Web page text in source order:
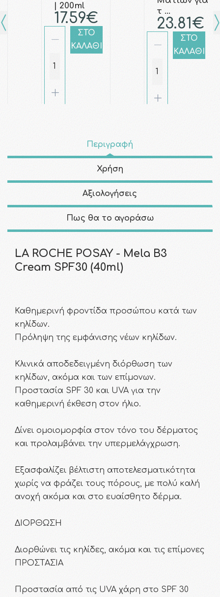
| 200ml
17.59€
ΣΤΟ
ΚΑΛΑΘΙ
τ …
23.81€
ΣΤΟ
ΚΑΛΑΘΙ
Περιγραφή
Χρήση
Αξιολογήσεις
Πως θα το αγοράσω
LA ROCHE POSAY - Mela B3
Cream SPF30 (40ml)
Καθημερινή φροντίδα προσώπου κατά των
κηλίδων.
Πρόληψη της εμφάνισης νέων κηλίδων.
Κλινικά αποδεδειγμένη διόρθωση των
κηλίδων, ακόμα και των επίμονων.
Προστασία SPF 30 και UVA για την
καθημερινή έκθεση στον ήλιο.
Δίνει ομοιομορφία στον τόνο του δέρματος
και προλαμβάνει την υπερμελάγχρωση.
Εξασφαλίζει βέλτιστη αποτελεσματικότητα
χωρίς να φράζει τους πόρους, με πολύ καλή
ανοχή ακόμα και στο ευαίσθητο δέρμα.
ΔΙΟΡΘΩΣΗ
Διορθώνει τις κηλίδες, ακόμα και τις επίμονες
ΠΡΟΣΤΑΣΙΑ
Προστασία από τις UVA χάρη στο SPF 30